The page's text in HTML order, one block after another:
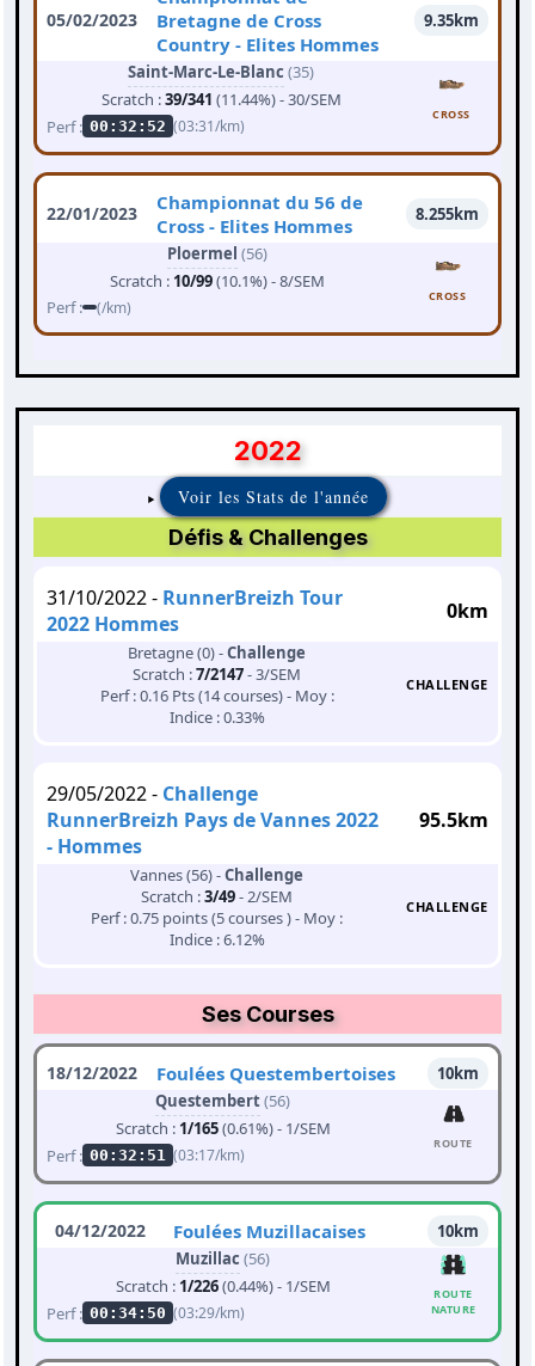
05/02/2023
Bretagne de Cross
Country - Elites Hommes
9.35km
Saint-Marc-Le-Blanc (35)
Scratch :39/341 (11.44%) - 30/SEM
Perf : 00:32:52 (03:31/km)
CROSS
22/01/2023
Championnat du 56 de
Cross - Elites Hommes
8.255km
Ploermel (56)
Scratch : 10/99(10.1%) - 8/SEM
Perf :
(/km)
CROSS
2022
Voir les Stats de l'année
Défis & Challenges
31/10/2022 - RunnerBreizh Tour
2022 Hommes
0km
Bretagne (0) -Challenge
Scratch :7/2147- 3/SEM
Perf : 0.16 Pts (14 courses) - Moy :
Indice : 0.33%
CHALLENGE
29/05/2022 - Challenge
RunnerBreizh Pays de Vannes 2022
- Hommes
95.5km
Vannes (56) -Challenge
Scratch :3/49- 2/SEM
Perf : 0.75 points (5 courses ) - Moy :
Indice : 6.12%
CHALLENGE
Ses Courses
18/12/2022 Foulées Questembertoises
10km
Questembert(56)
Scratch : 1/165(0.61%) - 1/SEM
Perf : 00:32:51 (03:17/km)
ROUTE
04/12/2022 Foulées Muzillacaises
10km
Muzillac (56)
Scratch : 1/226(0.44%) - 1/SEM
Perf : 00:34:50 (03:29/km)
ROUTE
NATURE